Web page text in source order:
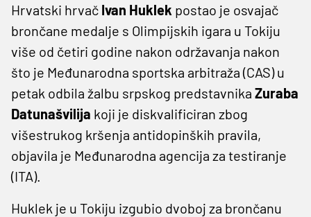
Hrvatski hrvač Ivan Huklek postao je osvajač
brončane medalje s Olimpijskih igara u Tokiju
više od četiri godine nakon održavanja nakon
što je Međunarodna sportska arbitraža (CAS) u
petak odbila žalbu srpskog predstavnika Zuraba
Datunašvilija koji je diskvalificiran zbog
višestrukog kršenja antidopinških pravila,
objavila je Međunarodna agencija za testiranje
(ITA).
Huklek je u Tokiju izgubio dvoboj za brončanu